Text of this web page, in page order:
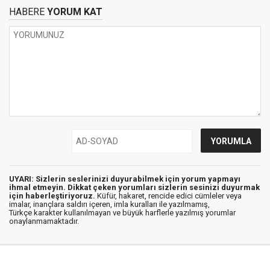
HABERE YORUM KAT
UYARI: Sizlerin seslerinizi duyurabilmek için yorum yapmayı
ihmal etmeyin. Dikkat çeken yorumları sizlerin sesinizi duyurmak
için haberleştiriyoruz. Küfür, hakaret, rencide edici cümleler veya
imalar, inançlara saldırı içeren, imla kuralları ile yazılmamış,
Türkçe karakter kullanılmayan ve büyük harflerle yazılmış yorumlar
onaylanmamaktadır.